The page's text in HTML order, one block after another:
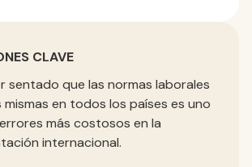
CLAVE
sentado que las normas laborales
mismas en todos los países es uno
más costosos en la
internacional.